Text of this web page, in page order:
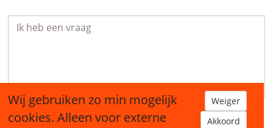
Wij gebruiken zo min mogelijk
cookies. Alleen voor externe
Weiger
Akkoord